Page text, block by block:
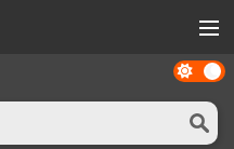
Dark
mode